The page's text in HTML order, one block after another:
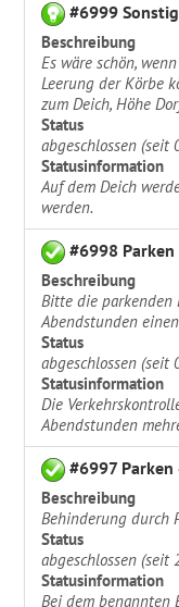
#6999
Beschreibung
Es wäre schön,
Leerung der Körbe
zum Deich, Höhe
Status
abgeschlossen (seit
Statusinformation
Auf dem Deich
werden.
#6998 Parken
Beschreibung
Bitte die parkenden
Abendstunden
Status
abgeschlossen (seit
Statusinformation
Die
Abendstunden
#6997 Parken
Beschreibung
Behinderung durch
Status
abgeschlossen
Statusinformation
Bei dem benannten